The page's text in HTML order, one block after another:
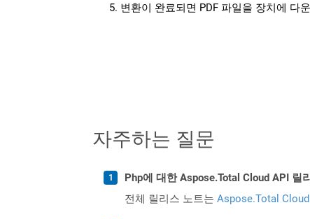
변환이 완료되면 PDF 파일을 장치에 다
자주하는 질문
Php에 대한 Aspose.Total Cloud API 릴
전체 릴리스 노트는 Aspose.Total